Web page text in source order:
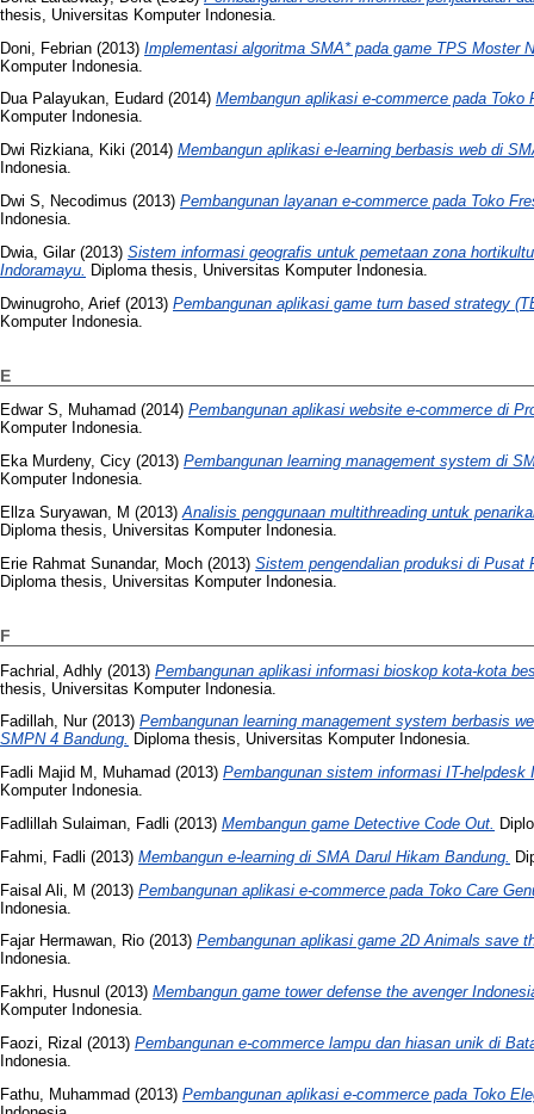
thesis, Universitas Komputer Indonesia.
Doni, Febrian (2013) Implementasi algoritma SMA* pada game TPS Moster
Komputer Indonesia.
Dua Palayukan, Eudard (2014) Membangun aplikasi e-commerce pada Toko
Komputer Indonesia.
Dwi Rizkiana, Kiki (2014) Membangun aplikasi e-learning berbasis web di
Indonesia.
Dwi S, Necodimus (2013) Pembangunan layanan e-commerce pada Toko
Indonesia.
Dwia, Gilar(2013) Sistem informasi geografis untuk pemetaan zona
Indoramayu.
Diploma thesis, Universitas Komputer Indonesia.
Dwinugroho, Arief (2013) Pembangunan aplikasi game turn based strategy
Komputer Indonesia.
E
Edwar S, Muhamad (2014) Pembangunan aplikasi website e-commerce di
Komputer Indonesia.
Eka Murdeny, Cicy (2013) Pembangunan learning management system di
Komputer Indonesia.
Ellza Suryawan, M (2013) Analisis penggunaan multithreading untuk
Diploma thesis, Universitas Komputer Indonesia.
Erie Rahmat Sunandar, Moch (2013) Sistem pengendalian produksi di Pusat
Diploma thesis, Universitas Komputer Indonesia.
F
Fachrial, Adhly (2013) Pembangunan aplikasi informasi bioskop kota-kota
thesis, Universitas Komputer Indonesia.
Fadillah, Nur(2013) Pembangunan learning management system berbasis
SMPN 4 Bandung. Diploma thesis, Universitas Komputer Indonesia.
Fadli Majid M, Muhamad (2013) Pembangunan sistem informasi IT-helpdesk
Komputer Indonesia.
Fadlillah Sulaiman, Fadli (2013) Membangun game Detective Code Out.
Fahmi, Fadli (2013) Membangun e-learning di SMA Darul Hikam Bandung.
Faisal Ali, M (2013) Pembangunan aplikasi e-commerce pada Toko Care
Indonesia.
Fajar Hermawan, Rio (2013) Pembangunan aplikasi game 2D Animals save
Indonesia.
Fakhri, Husnul (2013) Membangun game tower defense the avenger
Komputer Indonesia.
Faozi, Rizal (2013) Pembangunan e-commerce lampu dan hiasan unik di
Indonesia.
Fathu, Muhammad (2013) Pembangunan aplikasi e-commerce pada Toko